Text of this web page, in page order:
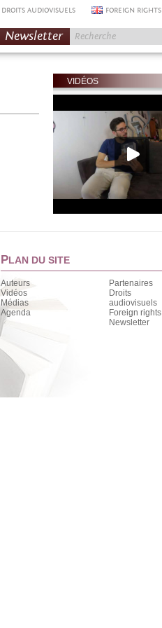
DROITS AUDIOVISUELS FOREIGN RIGHTS
Newsletter
VIDÉOS
PLAN DU SITE
Auteurs
Vidéos
Médias
Agenda
Partenaires
Droits
audiovisuels
Foreign rights
Newsletter